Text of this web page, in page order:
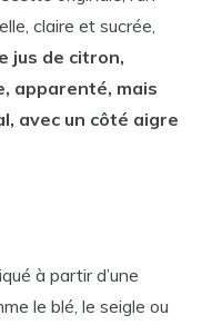
claire et sucrée,
jus de citron,
apparenté, mais
avec un côté aigre
à partir d’une
le blé, le seigle ou